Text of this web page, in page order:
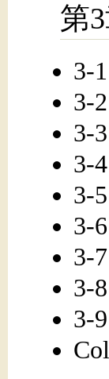
第
3-
3-
3-
3-
3-
3-
3-
3-
3-